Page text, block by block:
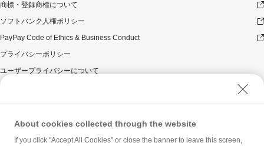
商標・登録商標について
ソフトバンク人権ポリシー
PayPay Code of Ethics & Business Conduct
プライバシーポリシー
ユーザープライバシーについて
ウェブサイト利用規約
反社会的勢力に対する方針
勧誘方針
About cookies collected through the website
If you click "Accept All Cookies" or close the banner to leave this screen,